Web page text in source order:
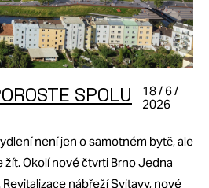
SPOLU
18 / 6 /
2026
není jen o samotném bytě, ale
Okolí nové čtvrti Brno Jedna
nábřeží Svitavy, nové